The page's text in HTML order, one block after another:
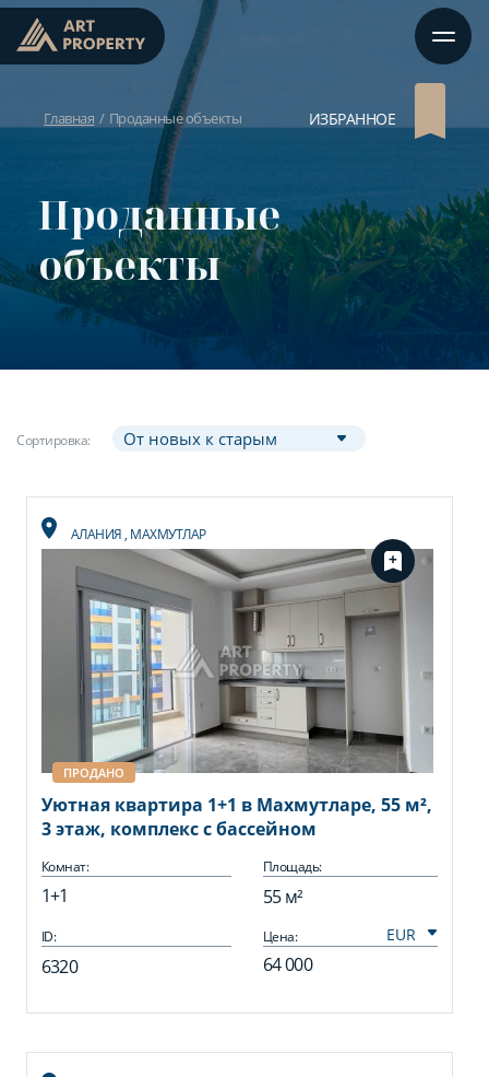
Главная Проданные объекты ИЗБРАННОЕ
Проданные
объекты
Сортировка:
АЛАНИЯ, МАХМУТЛАР
ПРОДАНО
Уютная квартира 1+1 в Махмутларе, 55 м²,
3 этаж, комплекс с бассейном
Комнат:
1+1
Площадь:
55 м²
ID:
6320
Цена:
64 000